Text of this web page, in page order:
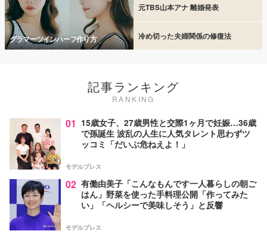
グラマーツインハーフ作り方
元TBS山本アナ 離婚発表
冷め切った夫婦関係の修復法
記事ランキング
RANKING
01 15歳女子、27歳男性と交際1ヶ月で妊娠…36歳
で孫誕生 波乱の人生に人気タレント思わずツ
ッコミ「だいぶ危ねえよ！」
モデルプレス
02 有働由美子「こんなもんです一人暮らしの朝ご
はん」野菜を使った手料理公開「作ってみた
い」「ヘルシーで美味しそう」と反響
モデルプレス